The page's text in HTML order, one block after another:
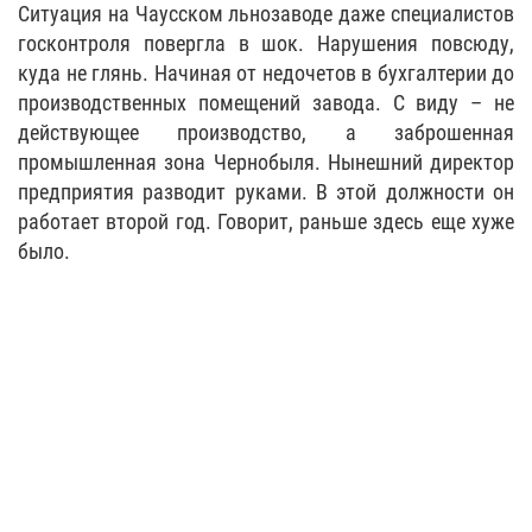
Ситуация на Чаусском льнозаводе даже специалистов
госконтроля повергла в шок. Нарушения повсюду,
куда не глянь. Начиная от недочетов в бухгалтерии до
производственных помещений завода. С виду – не
действующее производство, а заброшенная
промышленная зона Чернобыля. Нынешний директор
предприятия разводит руками. В этой должности он
работает второй год. Говорит, раньше здесь еще хуже
было.